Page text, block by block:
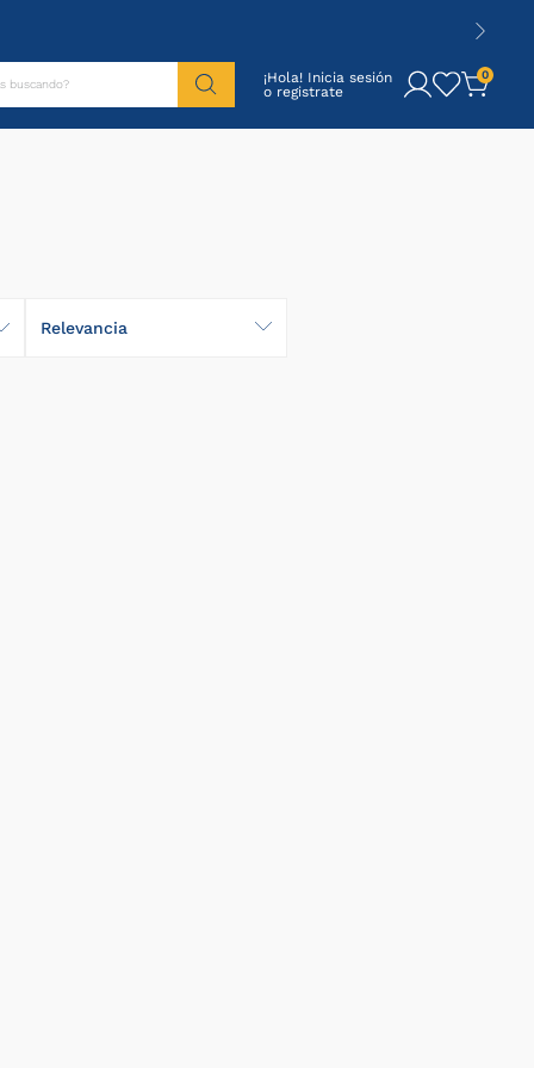
¡Hola! Inicia sesión 0
Relevancia